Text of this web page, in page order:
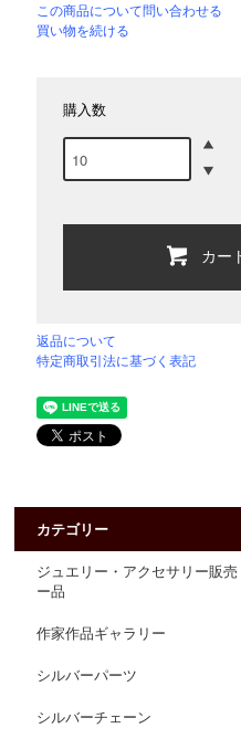
この商品について問い合わせる
買い物を続ける
購入数
カー
返品について
特定商取引法に基づく表記
カテゴリー
ジュエリー・アクセサリー販
ー品
作家作品ギャラリー
シルバーパーツ
シルバーチェーン